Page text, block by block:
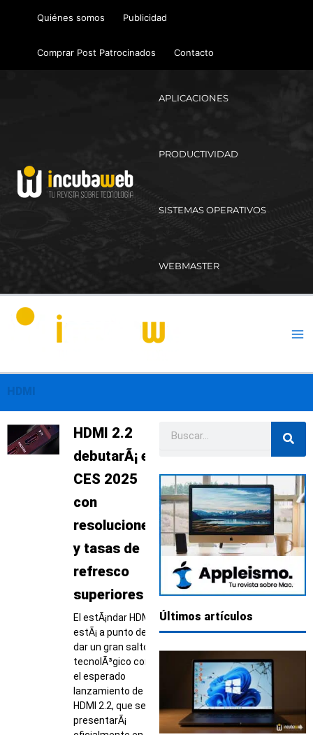
Quiénes somos Publicidad
Comprar Post Patrocinados Contacto
APLICACIONES
PRODUCTIVIDAD
SISTEMAS OPERATIVOS
WEBMASTER
HDMI
HDMI 2.2
debutarÃ¡ en
CES 2025
con
resoluciones
y tasas de
refresco
superiores
El estÃ¡ndar HDMI
estÃ¡ a punto de
dar un gran salto
tecnolÃ³gico con
el esperado
lanzamiento de
HDMI 2.2, que se
presentarÃ¡
PáginaPágina
Página
Página
Últimos artículos